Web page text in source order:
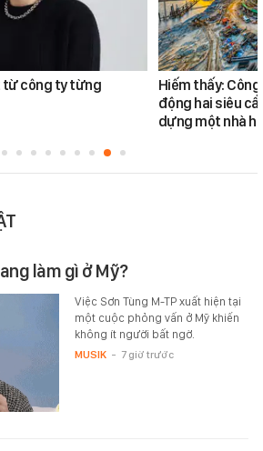
từ công ty từng
Hiếm thấy:
động hai siêu
dựng một nhà
làm gì ở Mỹ?
Việc Sơn Tùng M-TP xuất hiện tại
một cuộc phỏng vấn ở Mỹ khiến
không ít người bất ngờ.
MUSIK - 7 giờ trước